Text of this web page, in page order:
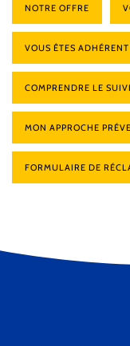
NOTRE OFFRE
VOUS ÊTES ADHÉRENT
COMPRENDRE LE
MON APPROCHE
FORMULAIRE DE